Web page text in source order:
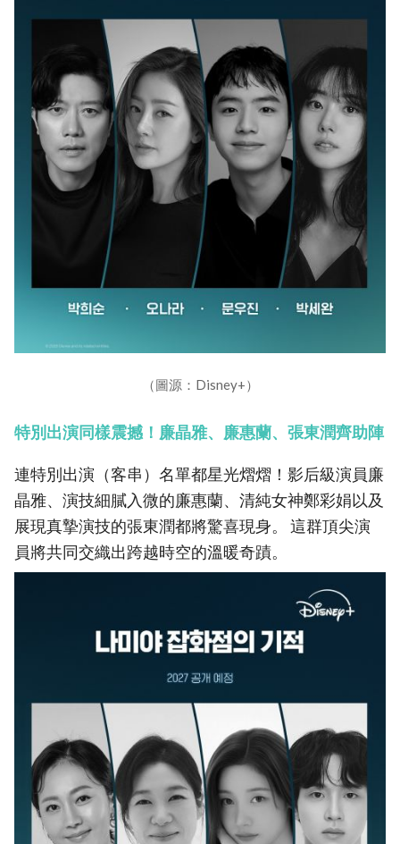
（圖源：Disney+）
特別出演同樣震撼！廉晶雅、廉惠蘭、張東潤齊助陣
連特別出演（客串）名單都星光熠熠！影后級演員廉
晶雅、演技細膩入微的廉惠蘭、清純女神鄭彩娟以及
展現真摯演技的張東潤都將驚喜現身。 這群頂尖演
員將共同交織出跨越時空的溫暖奇蹟。